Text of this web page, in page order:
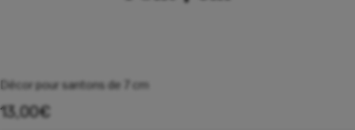
Décor pour santons de 7 cm
13,00€